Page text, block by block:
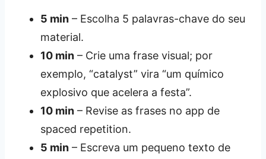
5 min – Escolha 5 palavras-chave do seu
material.
10 min – Crie uma frase visual; por
exemplo, “catalyst” vira “um químico
explosivo que acelera a festa”.
10 min – Revise as frases no app de
spaced repetition.
5 min – Escreva um pequeno texto de